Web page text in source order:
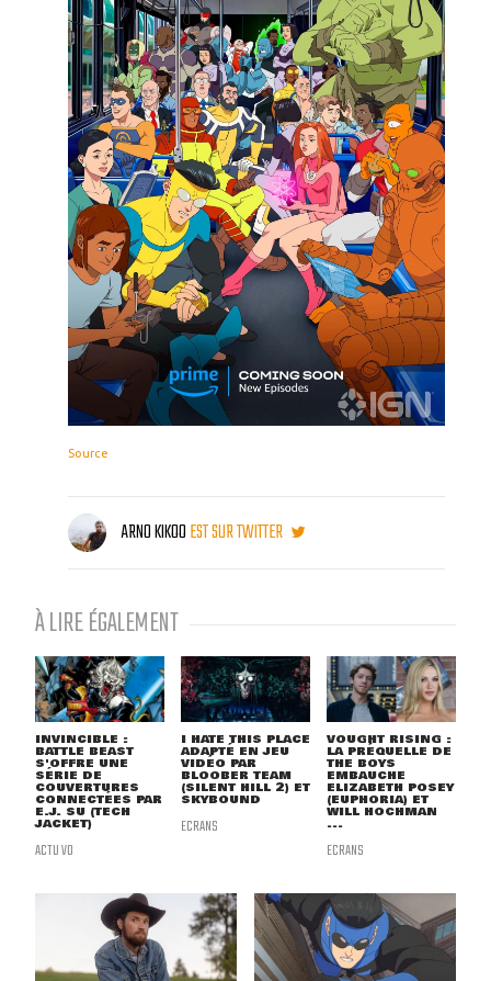
Source
ARNO KIKOOEST SUR TWITTER
À LIRE ÉGALEMENT
INVINCIBLE :
BATTLE BEAST
S'OFFRE UNE
SÉRIE DE
COUVERTURES
CONNECTÉES PAR
E.J. SU (TECH
JACKET)
ACTU VO
I HATE THIS PLACE
ADAPTÉ EN JEU
VIDÉO PAR
BLOOBER TEAM
(SILENT HILL 2) ET
SKYBOUND
ECRANS
VOUGHT RISING :
LA PRÉQUELLE DE
THE BOYS
EMBAUCHE
ELIZABETH POSEY
(EUPHORIA) ET
WILL HOCHMAN
...
ECRANS